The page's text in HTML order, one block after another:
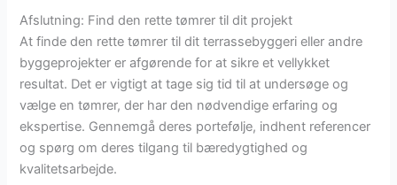
Afslutning: Find den rette tømrer til dit projekt
At finde den rette tømrer til dit terrassebyggeri eller andre
byggeprojekter er afgørende for at sikre et vellykket
resultat. Det er vigtigt at tage sig tid til at undersøge og
vælge en tømrer, der har den nødvendige erfaring og
ekspertise. Gennemgå deres portefølje, indhent referencer
og spørg om deres tilgang til bæredygtighed og
kvalitetsarbejde.